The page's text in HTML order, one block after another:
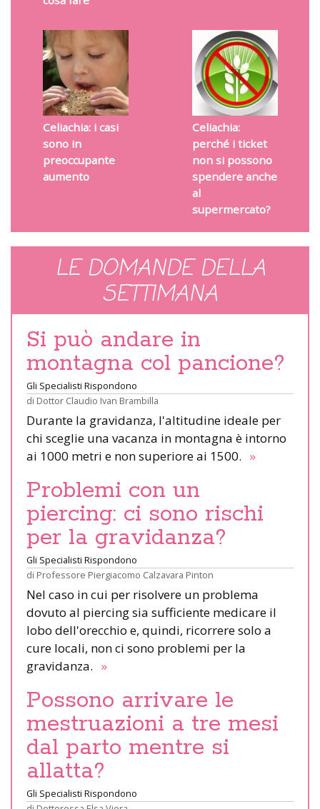
Celiachia: i casi
sono in
preoccupante
aumento
Celiachia:
perché i ticket
non si possono
spendere anche
al
supermercato?
LE DOMANDE DELLA
SETTIMANA
Si può andare in
montagna col pancione?
Gli Specialisti Rispondono
di Dottor Claudio Ivan Brambilla
Durante la gravidanza, l'altitudine ideale per
chi sceglie una vacanza in montagna è intorno
ai 1000 metri e non superiore ai 1500. »
Problemi con un
piercing: ci sono rischi
per la gravidanza?
Gli Specialisti Rispondono
di Professore Piergiacomo Calzavara Pinton
Nel caso in cui per risolvere un problema
dovuto al piercing sia sufficiente medicare il
lobo dell'orecchio e, quindi, ricorrere solo a
cure locali, non ci sono problemi per la
gravidanza. »
Possono arrivare le
mestruazioni a tre mesi
dal parto mentre si
allatta?
Gli Specialisti Rispondono